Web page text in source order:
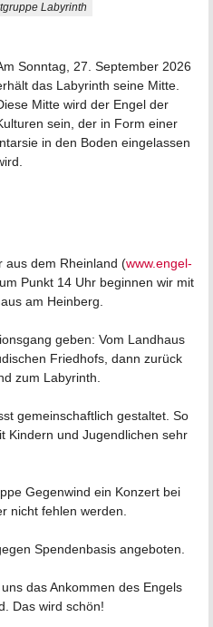
Labyrinth
Sonntag, 27. September 2026
das Labyrinth seine Mitte.
Mitte wird der Engel der
sein, der in Form einer
in den Boden eingelassen
aus dem Rheinland (www.engel-
Punkt 14 Uhr beginnen wir mit
am Heinberg.
geben: Vom Landhaus
Friedhofs, dann zurück
zum Labyrinth.
gemeinschaftlich gestaltet. So
Kindern und Jugendlichen sehr
Gegenwind ein Konzert bei
nicht fehlen werden.
Spendenbasis angeboten.
das Ankommen des Engels
Das wird schön!